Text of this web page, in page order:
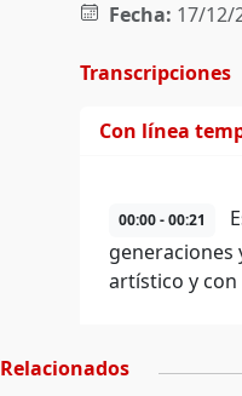
Fecha: 17/12/
Transcripciones
Con línea
00:00 - 00:21
generaciones
artístico y con
Relacionados